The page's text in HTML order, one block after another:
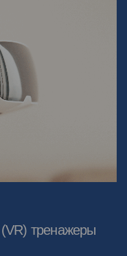
тренажеры